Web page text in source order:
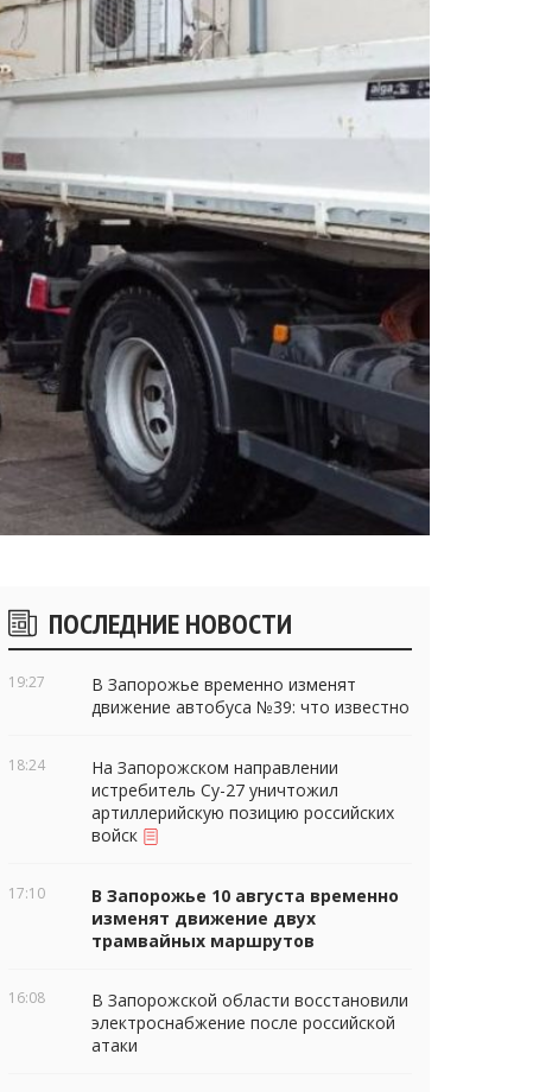
Боковые
виджеты
ПОСЛЕДНИЕ НОВОСТИ
19:27
В Запорожье временно изменят
движение автобуса №39: что известно
18:24
На Запорожском направлении
истребитель Су-27 уничтожил
артиллерийскую позицию российских
войск
17:10
В Запорожье 10 августа временно
изменят движение двух
трамвайных маршрутов
16:08
В Запорожской области восстановили
электроснабжение после российской
атаки